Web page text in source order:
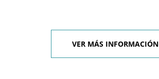
VER MÁS INFORMACIÓN